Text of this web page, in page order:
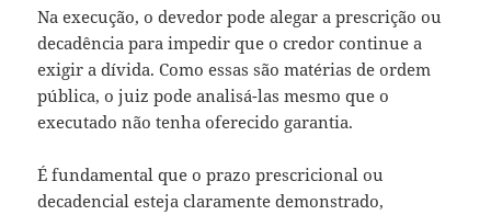
Na execução, o devedor pode alegar a prescrição ou
decadência para impedir que o credor continue a
exigir a dívida. Como essas são matérias de ordem
pública, o juiz pode analisá-las mesmo que o
executado não tenha oferecido garantia.
É fundamental que o prazo prescricional ou
decadencial esteja claramente demonstrado,